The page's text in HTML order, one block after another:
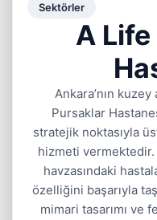
Sektörler
A
Ankara’nın
Pursaklar
stratejik noktasıyla
hizmeti
havzasındaki
özelliğini başarıyla
mimari tasarımı ve